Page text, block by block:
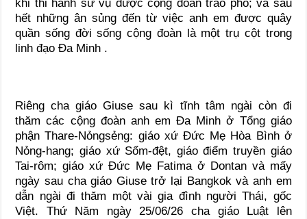
khi thi hành sứ vụ được cộng đoàn trao phó; và sau
hết những ân sủng đến từ việc anh em được quây
quần sống đời sống cộng đoàn là một trụ cột trong
linh đạo Đa Minh .
Riêng cha giáo Giuse sau kì tĩnh tâm ngài còn đi
thăm các cộng đoàn anh em Đa Minh ở Tổng giáo
phận Thare-Nỏngsẻng: giáo xứ Đức Mẹ Hòa Bình ở
Nỏng-hang; giáo xứ Sổm-đệt, giáo điểm truyền giáo
Tai-rôm; giáo xứ Đức Mẹ Fatima ở Dontan và mấy
ngày sau cha giáo Giuse trở lại Bangkok và anh em
dẫn ngài đi thăm một vài gia đình người Thái, gốc
Việt. Thứ Năm ngày 25/06/26 cha giáo Luật lên